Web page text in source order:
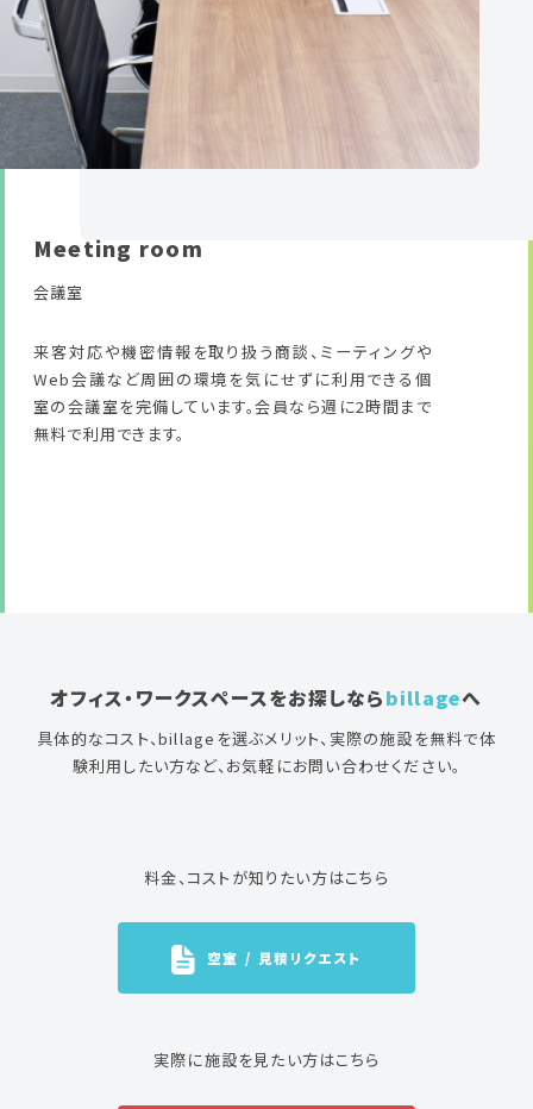
Meeting room
会議室
来客対応や機密情報を取り扱う商談、ミーティングや
Web会議など周囲の環境を気にせずに利用できる個
室の会議室を完備しています。会員なら週に2時間まで
無料で利用できます。
オフィス・ワークスペースをお探しならbillageへ
具体的なコスト、billageを選ぶメリット、実際の施設を無料で体
験利用したい方など、お気軽にお問い合わせください。
料金、コストが知りたい方はこちら
空室 / 見積リクエスト
実際に施設を見たい方はこちら